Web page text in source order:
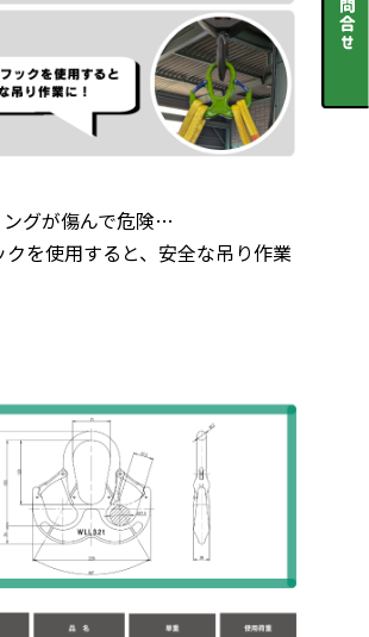
グが傷んで危険…
クを使用すると、安全な吊り作業